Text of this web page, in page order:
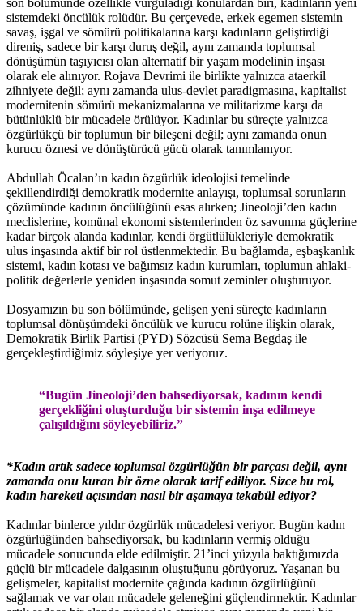
sistemdeki öncülük rolüdür. Bu çerçevede, erkek egemen sistemin
savaş, işgal ve sömürü politikalarına karşı kadınların geliştirdiği
direniş, sadece bir karşı duruş değil, aynı zamanda toplumsal
dönüşümün taşıyıcısı olan alternatif bir yaşam modelinin inşası
olarak ele alınıyor. Rojava Devrimi ile birlikte yalnızca ataerkil
zihniyete değil; aynı zamanda ulus-devlet paradigmasına, kapitalist
modernitenin sömürü mekanizmalarına ve militarizme karşı da
bütünlüklü bir mücadele örülüyor. Kadınlar bu süreçte yalnızca
özgürlükçü bir toplumun bir bileşeni değil; aynı zamanda onun
kurucu öznesi ve dönüştürücü gücü olarak tanımlanıyor.
Abdullah Öcalan’ın kadın özgürlük ideolojisi temelinde
şekillendirdiği demokratik modernite anlayışı, toplumsal sorunların
çözümünde kadının öncülüğünü esas alırken; Jineoloji’den kadın
meclislerine, komünal ekonomi sistemlerinden öz savunma güçlerine
kadar birçok alanda kadınlar, kendi örgütlülükleriyle demokratik
ulus inşasında aktif bir rol üstlenmektedir. Bu bağlamda, eşbaşkanlık
sistemi, kadın kotası ve bağımsız kadın kurumları, toplumun ahlaki-
politik değerlerle yeniden inşasında somut zeminler oluşturuyor.
Dosyamızın bu son bölümünde, gelişen yeni süreçte kadınların
toplumsal dönüşümdeki öncülük ve kurucu rolüne ilişkin olarak,
Demokratik Birlik Partisi (PYD) Sözcüsü Sema Begdaş ile
gerçekleştirdiğimiz söyleşiye yer veriyoruz.
“Bugün Jineoloji’den bahsediyorsak, kadının kendi
gerçekliğini oluşturduğu bir sistemin inşa edilmeye
çalışıldığını söyleyebiliriz.”
*Kadın artık sadece toplumsal özgürlüğün bir parçası değil, aynı
zamanda onu kuran bir özne olarak tarif ediliyor. Sizce bu rol,
kadın hareketi açısından nasıl bir aşamaya tekabül ediyor?
Kadınlar binlerce yıldır özgürlük mücadelesi veriyor. Bugün kadın
özgürlüğünden bahsediyorsak, bu kadınların vermiş olduğu
mücadele sonucunda elde edilmiştir. 21’inci yüzyıla baktığımızda
güçlü bir mücadele dalgasının oluştuğunu görüyoruz. Yaşanan bu
gelişmeler, kapitalist modernite çağında kadının özgürlüğünü
sağlamak ve var olan mücadele geleneğini güçlendirmektir. Kadınlar